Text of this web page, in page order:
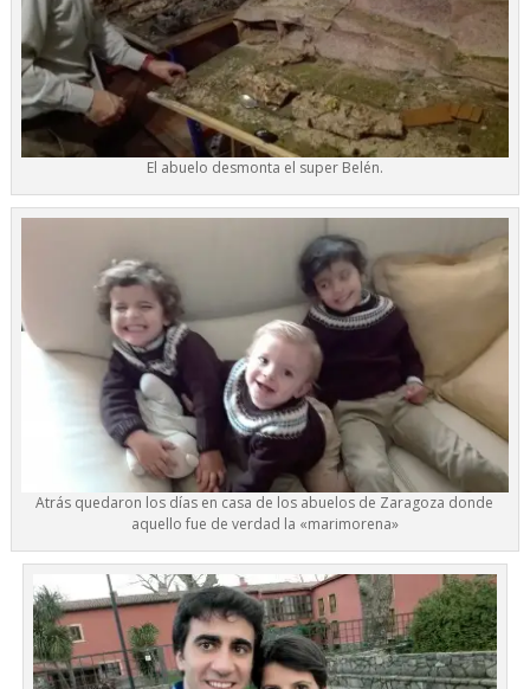
El abuelo desmonta el super Belén.
Atrás quedaron los días en casa de los abuelos de Zaragoza donde
aquello fue de verdad la «marimorena»